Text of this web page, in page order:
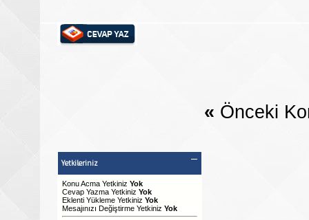
« Önceki
Yetkileriniz
Konu Acma Yetkiniz Yok
Cevap Yazma Yetkiniz Yok
Eklenti Yükleme Yetkiniz Yok
Mesajınızı Değiştirme Yetkiniz Yok